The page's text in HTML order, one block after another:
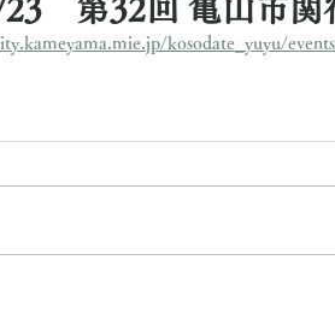
第32回 亀山市関
kosodate_yuyu/